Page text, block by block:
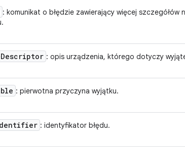
: komunikat o błędzie zawierający więcej szczegółów
Descriptor : opis urządzenia, którego dotyczy
: pierwotna przyczyna wyjątku.
: identyfikator błędu.